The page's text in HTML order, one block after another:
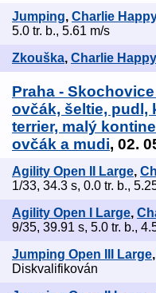
Jumping, Charlie
5.0 tr. b., 5.61 m/s
Zkouška, Charlie
Praha -
ovčák, šeltie, pudl,
terrier, malý
ovčák a mudi, 02.
Agility Open II Large,
1/33, 34.3 s, 0.0 tr. b.,
Agility Open I Large,
9/35, 39.91 s, 5.0 tr. b.,
Jumping Open III Large,
Diskvalifikován